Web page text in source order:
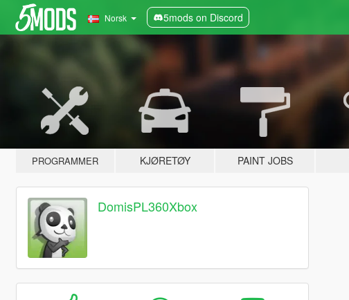
Norsk 5mods on Discord
PROGRAMMER KJØRETØY PAINT JOBS
DomisPL360Xbox